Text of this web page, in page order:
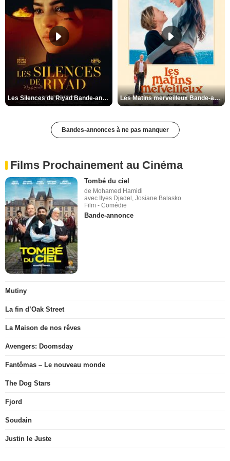
Les Silences de Riyad Bande-annonce VO STFR Les Matins merveilleux Bande-annonce VF
Bandes-annonces à ne pas manquer
Films Prochainement au Cinéma
Tombé du ciel
de Mohamed Hamidi
avec Ilyes Djadel, Josiane Balasko
Film - Comédie
Bande-annonce
Mutiny
La fin d’Oak Street
La Maison de nos rêves
Avengers: Doomsday
Fantômas – Le nouveau monde
The Dog Stars
Fjord
Soudain
Justin le Juste